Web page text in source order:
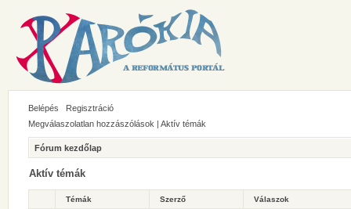
Belépés
Regisztráció
Megválaszolatlan hozzászólások | Aktív témák
Fórum kezdőlap
Aktív témák
Témák Szerző Válaszok